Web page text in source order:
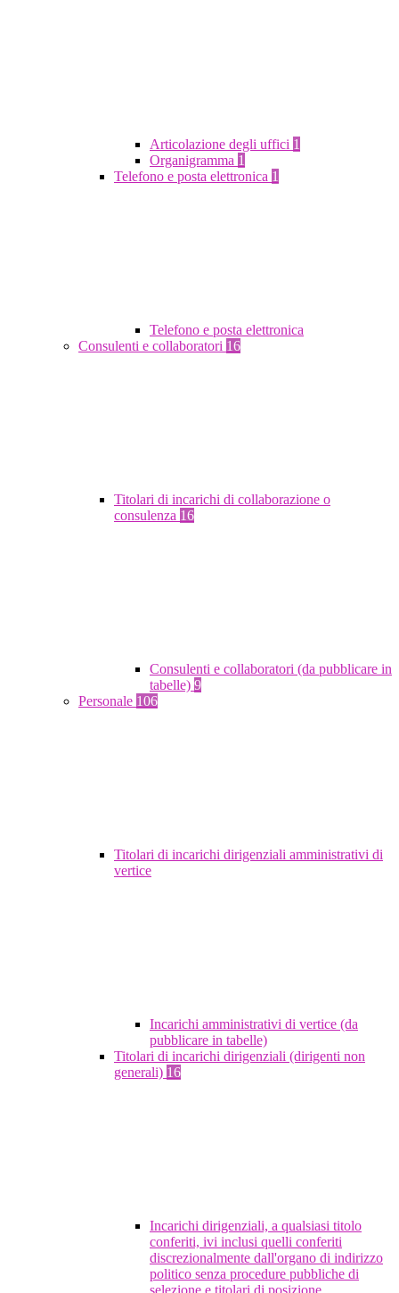
Articolazione degli uffici 1
Organigramma 1
Telefono e posta elettronica 1
Telefono e posta elettronica
Consulenti e collaboratori 16
Titolari di incarichi di collaborazione o
consulenza 16
Consulenti e collaboratori (da pubblicare in
tabelle) 9
Personale 106
Titolari di incarichi dirigenziali amministrativi di
vertice
Incarichi amministrativi di vertice (da
pubblicare in tabelle)
Titolari di incarichi dirigenziali (dirigenti non
generali) 16
Incarichi dirigenziali, a qualsiasi titolo
conferiti, ivi inclusi quelli conferiti
discrezionalmente dall'organo di indirizzo
politico senza procedure pubbliche di